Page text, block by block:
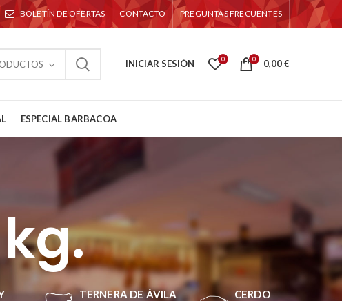
BOLETÍN DE OFERTAS CONTACTO PREGUNTAS FRECUENTES
INICIAR SESIÓN 0 0 0,00€
ESPECIAL BARBACOA
TERNERA DE ÁVILA CERDO